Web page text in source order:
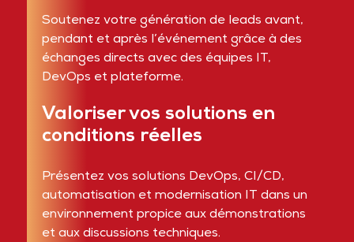
Soutenez votre génération de leads avant,
pendant et après l’événement grâce à des
échanges directs avec des équipes IT,
DevOps et plateforme.
Valoriser vos solutions en
conditions réelles
Présentez vos solutions DevOps, CI/CD,
automatisation et modernisation IT dans un
environnement propice aux démonstrations
et aux discussions techniques.